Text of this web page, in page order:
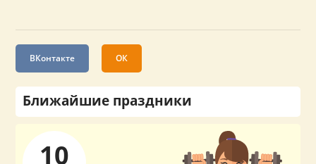
ВКонтакте ОК
Ближайшие праздники
10